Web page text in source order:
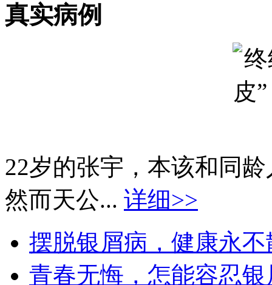
真实病例
22岁的张宇，本该和同
然而天公... 详细>>
摆脱银屑病，健康永不
青春无悔，怎能容忍